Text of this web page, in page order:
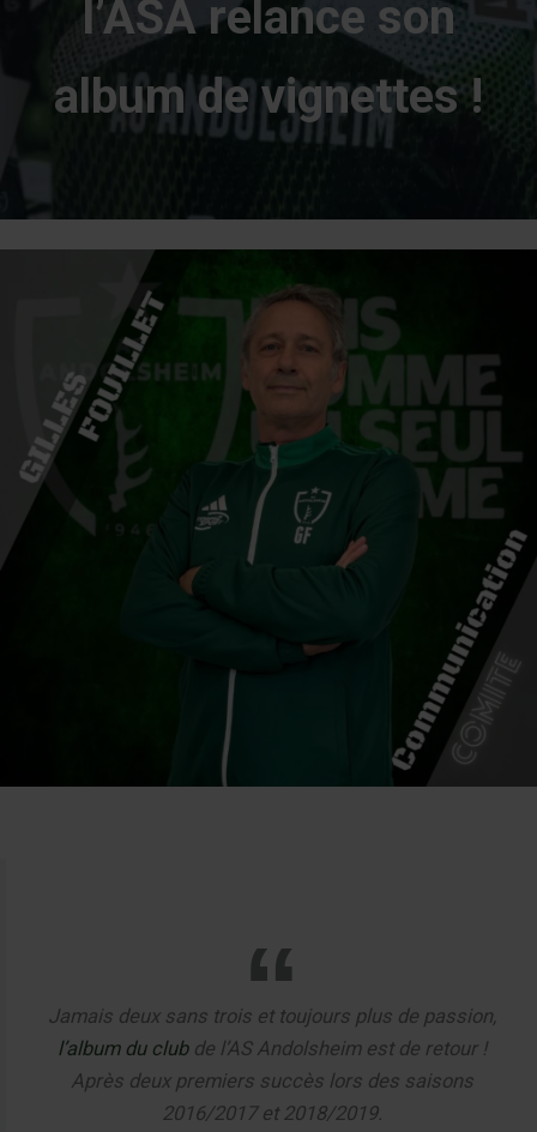
l’ASA relance son
album de vignettes !
Jamais deux sans trois et toujours plus de passion,
l’album du clubde l’AS Andolsheim est de retour !
Après deux premiers succès lors des saisons
2016/2017 et 2018/2019.